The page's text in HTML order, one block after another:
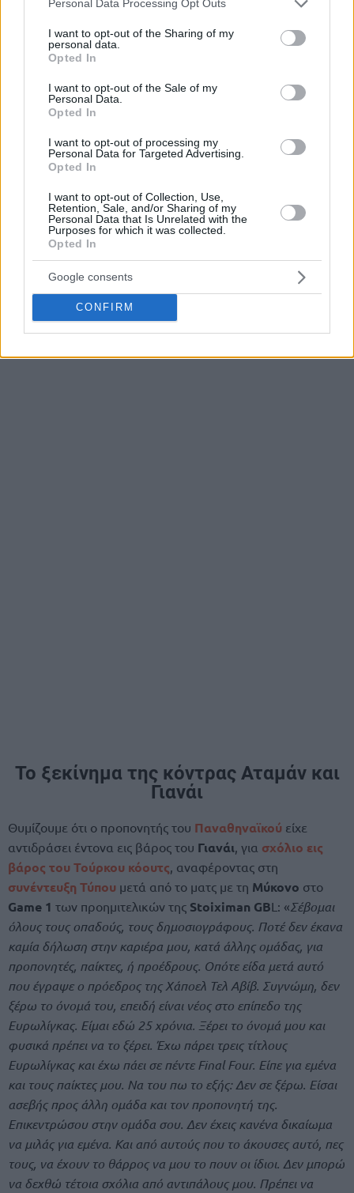
not limited to your visit or usage behaviour. You may click to
grant or deny consent to Google and its third-party tags to
use your data for below specified purposes in below Google
consent section.
Personal Data Processing Opt Outs
I want to opt-out of the Sharing of my
personal data.
Opted In
I want to opt-out of the Sale of my
Personal Data.
Opted In
I want to opt-out of processing my
Personal Data for Targeted Advertising.
Opted In
I want to opt-out of Collection, Use,
Retention, Sale, and/or Sharing of my
Personal Data that Is Unrelated with the
Purposes for which it was collected.
Opted In
Google consents
CONFIRM
αρέσουν οι τηλεοπτικές σειρές. Έτσι είναι κι οι Τελικοί μας:
έληξε! 29 ελεύθερες βολές για τον Ολυμπιακό
με κρίσιμες στα
τελευταία δύο λεπτά, 5 για εμάς. Συνεχίστε να γράφετε, όπως
γράφουν και τα σερβικά ΜΜΕ, τα ίδια και ίδια κάθε
εβδομάδα: Ο Αταμάν είναι ο χειρότερος προπονητής στην
Ευρώπη κι εσείς έχετε τους καλύτερους διαιτητές στην
ήπειρο. Συγχαρητήρια! Αυτά!»,
αποχώρησε φανερά εκνευρισμένος.
Το ξεκίνημα της κόντρας Αταμάν και
Γιανάι
Θυμίζουμε ότι ο προπονητής του Παναθηναϊκού είχε
αντιδράσει έντονα εις βάρος του Γιανάι , για σχόλιο εις
βάρος του Τούρκου κόουτς , αναφέροντας στη
συνέντευξη Τύπου μετά από το ματς με τη Μύκονο στο
Game 1 των προημιτελικών της Stoiximan GBL: «Σέβομαι
όλους τους οπαδούς, τους δημοσιογράφους. Ποτέ δεν έκανα
καμία δήλωση στην καριέρα μου, κατά άλλης ομάδας, για
προπονητές, παίκτες, ή προέδρους. Οπότε είδα μετά αυτό
που έγραψε ο πρόεδρος της Χάποελ Τελ Αβίβ. Συγνώμη, δεν
ξέρω το όνομά του, επειδή είναι νέος στο επίπεδο της
Ευρωλίγκας. Είμαι εδώ 25 χρόνια. Ξέρει το όνομά μου και
φυσικά πρέπει να το ξέρει. Έχω πάρει τρεις τίτλους
Ευρωλίγκας και έχω πάει σε πέντε Final Four. Είπε για εμένα
και τους παίκτες μου. Να του πω το εξής: Δεν σε ξέρω. Είσαι
ασεβής προς άλλη ομάδα και τον προπονητή της.
Επικεντρώσου στην ομάδα σου. Δεν έχεις κανένα δικαίωμα
να μιλάς για εμένα. Και από αυτούς που το άκουσες αυτό, πες
τους, να έχουν το θάρρος να μου το πουν οι ίδιοι. Δεν μπορώ
να δεχθώ τέτοια σχόλια από αντιπάλους μου. Πρέπει να